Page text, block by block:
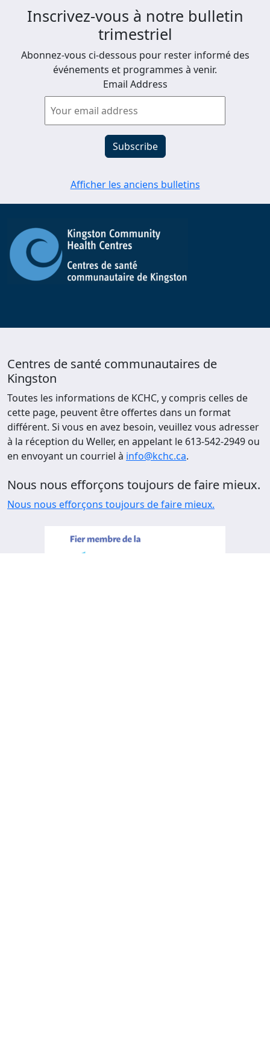
Inscrivez-vous à notre bulletin
trimestriel
Abonnez-vous ci-dessous pour rester informé des
événements et programmes à venir.
Email Address
Afficher les anciens bulletins
Centres de santé communautaires de
Kingston
Toutes les informations de KCHC, y compris celles de
cette page, peuvent être offertes dans un format
différent. Si vous en avez besoin, veuillez vous adresser
à la réception du Weller, en appelant le 613-542-2949 ou
en envoyant un courriel à info@kchc.ca.
Nous nous efforçons toujours de faire mieux.
Nous nous efforçons toujours de faire mieux.